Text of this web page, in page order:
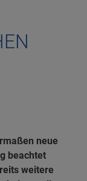
neue
beachtet
weitere